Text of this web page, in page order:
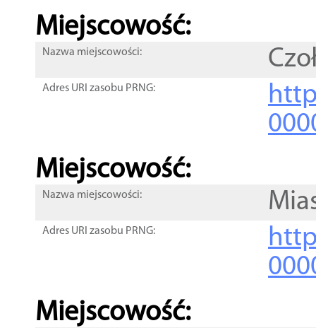
Miejscowość:
Nazwa miejscowości:
Adres URI zasobu PRNG:
Miejscowość:
Nazwa miejscowości:
Adres URI zasobu PRNG:
Miejscowość: